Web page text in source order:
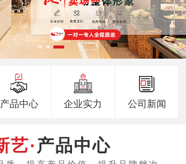
产品中心 企业实力 公司新闻
产品中心